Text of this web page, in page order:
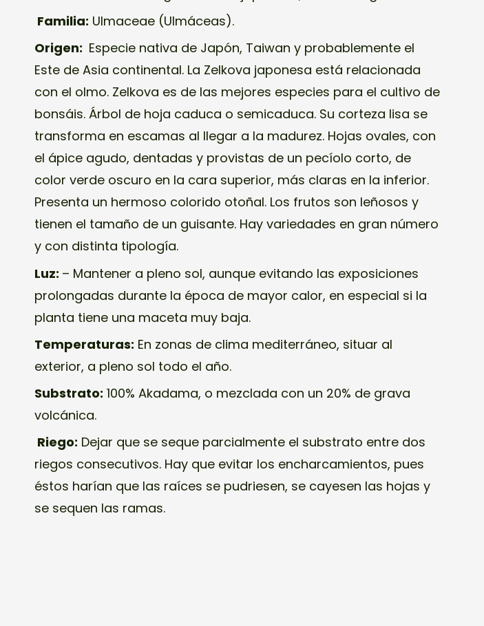
Familia: Ulmaceae (Ulmáceas).
Origen: Especie nativa de Japón, Taiwan y probablemente el
Este de Asia continental. La Zelkova japonesa está relacionada
con el olmo. Zelkova es de las mejores especies para el cultivo de
bonsáis. Árbol de hoja caduca o semicaduca. Su corteza lisa se
transforma en escamas al llegar a la madurez. Hojas ovales, con
el ápice agudo, dentadas y provistas de un pecíolo corto, de
color verde oscuro en la cara superior, más claras en la inferior.
Presenta un hermoso colorido otoñal. Los frutos son leñosos y
tienen el tamaño de un guisante. Hay variedades en gran número
y con distinta tipología.
Luz: – Mantener a pleno sol, aunque evitando las exposiciones
prolongadas durante la época de mayor calor, en especial si la
planta tiene una maceta muy baja.
Temperaturas: En zonas de clima mediterráneo, situar al
exterior, a pleno sol todo el año.
Substrato: 100% Akadama, o mezclada con un 20% de grava
volcánica.
Riego: Dejar que se seque parcialmente el substrato entre dos
riegos consecutivos. Hay que evitar los encharcamientos, pues
éstos harían que las raíces se pudriesen, se cayesen las hojas y
se sequen las ramas.